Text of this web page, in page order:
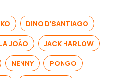
DINO D'SANTIAGO
JOÃO JACK HARLOW
NENNY PONGO